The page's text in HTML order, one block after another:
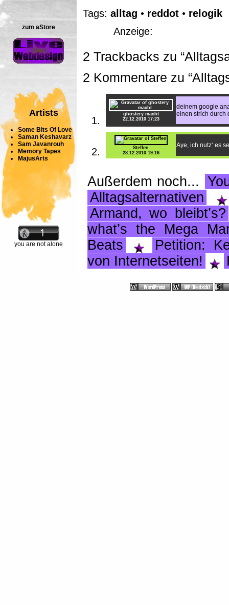
zum aStore
Artists
Some Bits Of Love
Saman Keshavarz
Sam Javanrouh
Memory Tapes
MajusArts
you are not alone
Tags:alltag • reddot • relogik
Anzeige:
2 Trackbacks zu
2 Kommentare zu
ghostery macht
22.12.2010 17:23
deinem google
einen strich durch
Steffen
28.12.2010 19:16
Aye, ich nutz‘ es
Außerdem noch...
Alltagsalternativen
Armand, wo bleibt’s?
what’s the Mega
Beats
Petition:
von Internetseiten!